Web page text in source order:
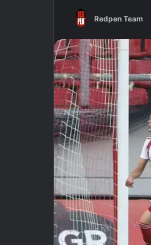
Redpen Team